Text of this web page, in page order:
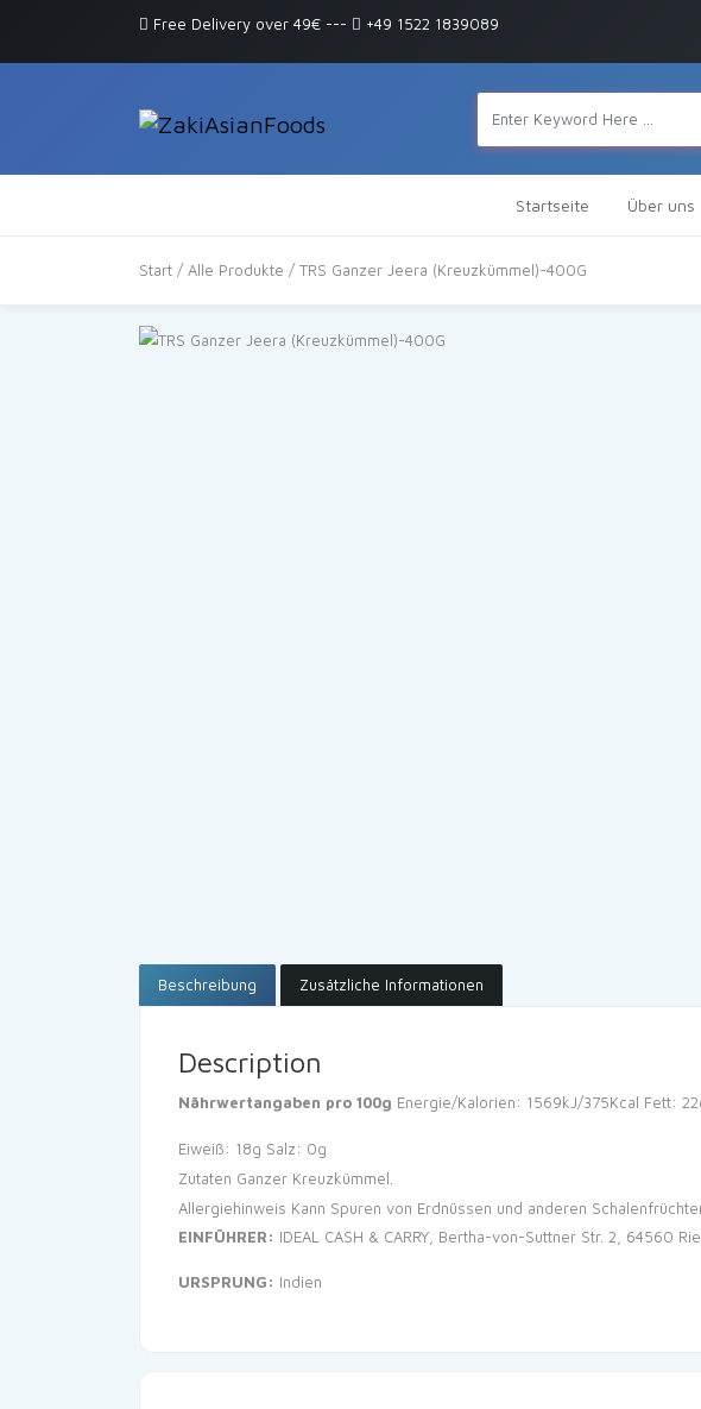
Free Delivery over 49€ --- +49 1522 1839089
Startseite Über uns
Start / Alle Produkte / TRS Ganzer Jeera (Kreuzkümmel)-400G
Beschreibung Zusätzliche Informationen
Description
Nährwertangaben pro 100g Energie/Kalorien: 1569kJ/375Kcal Fett:
Eiweiß: 18g Salz: 0g
Zutaten Ganzer Kreuzkümmel.
Allergiehinweis Kann Spuren von Erdnüssen und anderen
EINFÜHRER: IDEAL CASH & CARRY, Bertha-von-Suttner Str. 2, 64560
URSPRUNG: Indien